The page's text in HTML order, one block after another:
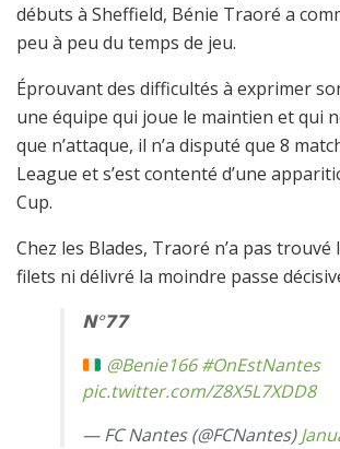
débuts à Sheffield, Bénie Traoré a
peu à peu du temps de jeu.
Éprouvant des difficultés à exprimer
une équipe qui joue le maintien et qui
que n’attaque, il n’a disputé que 8
League et s’est contenté d’une
Cup.
Chez les Blades, Traoré n’a pas trouvé
filets ni délivré la moindre passe
𝗡°𝟳𝟳
@Benie166 #OnEstNantes
pic.twitter.com/Z8X5L7XDD8
— FC Nantes (@FCNantes)